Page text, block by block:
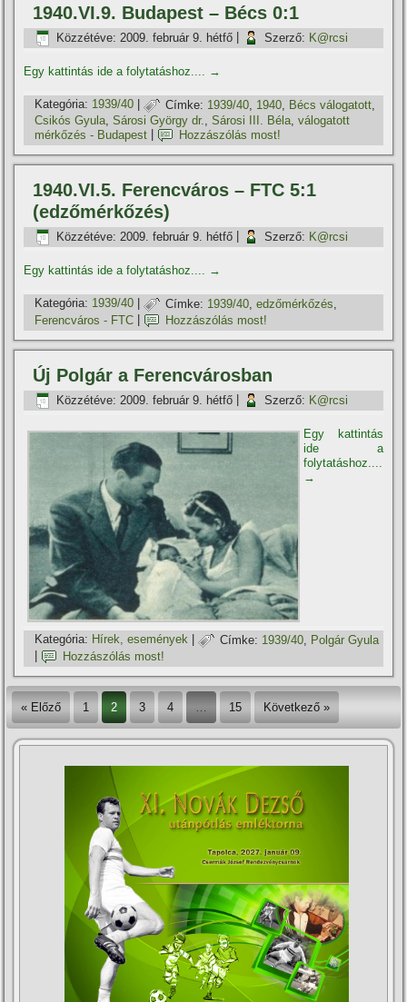
1940.VI.9. Budapest – Bécs 0:1
Közzétéve: 2009. február 9. hétfő Szerző: K@rcsi
Egy kattintás ide a folytatáshoz.... →
Kategória: 1939/40 | Címke: 1939/40 1940 Bécs válogatott
Csikós Gyula,Sárosi György dr.,Sárosi III. Béla,válogatott
mérkőzés - Budapest
Hozzászólás most!
1940.VI.5. Ferencváros – FTC 5:1
(edzőmérkőzés)
Közzétéve: 2009. február 9. hétfő Szerző: K@rcsi
Egy kattintás ide a folytatáshoz.... →
Kategória: 1939/40 | Címke: 1939/40 ,edzőmérkőzés
Ferencváros - FTC
Hozzászólás most!
Új Polgár a Ferencvárosban
Közzétéve: 2009. február 9. hétfő Szerző: K@rcsi
Egy kattintás
ide a
folytatáshoz....
→
Kategória: Hí­rek, események | Címke: 1939/40
Polgár Gyula
Hozzászólás most!
« Előző 1 2 3 4 … 15 Következő »